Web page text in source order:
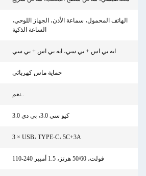
الهاتف المحمول، سماعة الأذن، الجهاز اللوحي،
الساعة الذكية
ايه بي اس + بي سي، ايه بي اس + بي سي
حماية ماس كهربائى
نعم..
كيو سي 3.0، بي دي 3.0
3 × USB، TYPE-C، 5C+3A
110-240 فولت، 50/60 هرتز، 1.5 أمبير